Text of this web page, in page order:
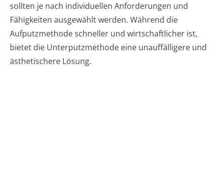
sollten je nach individuellen Anforderungen und
Fähigkeiten ausgewählt werden. Während die
Aufputzmethode schneller und wirtschaftlicher ist,
bietet die Unterputzmethode eine unauffälligere und
ästhetischere Lösung.